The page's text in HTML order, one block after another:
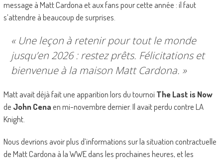
message à Matt Cardona et aux fans pour cette année : il faut
s’attendre à beaucoup de surprises.
« Une leçon à retenir pour tout le monde
jusqu’en 2026 : restez prêts. Félicitations et
bienvenue à la maison Matt Cardona. »
Matt avait déjà fait une apparition lors du tournoiThe Last is Now
de John Cenaen mi-novembre dernier. Il avait perdu contre LA
Knight.
Nous devrions avoir plus d’informations sur la situation contractuelle
de Matt Cardona à la WWE dans les prochaines heures, et les